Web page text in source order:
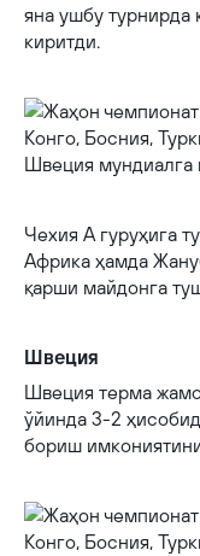
яна ушбу турнирда
киритди.
Чехия A гуруҳига
Африка ҳамда
қарши майдонга
Швеция
Швеция терма
ўйинда 3-2
бориш